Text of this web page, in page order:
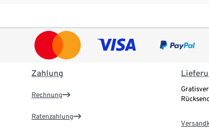
Zahlung
Rechnung
Ratenzahlung